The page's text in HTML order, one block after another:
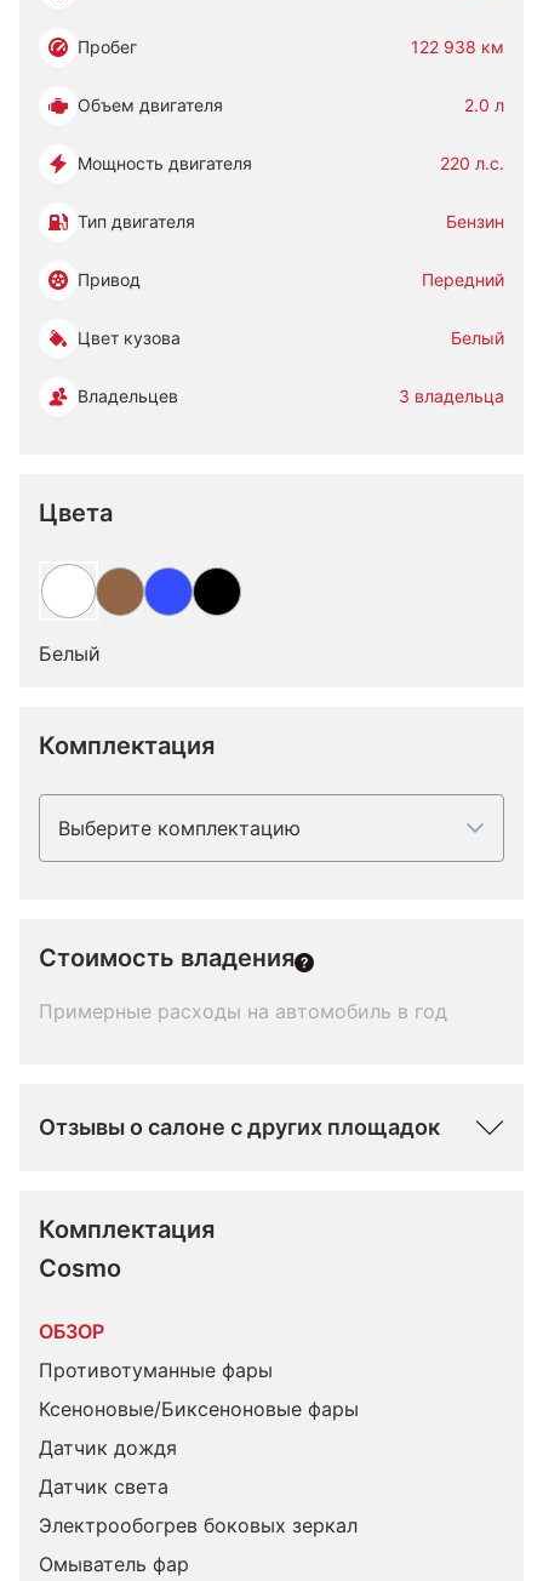
Пробег 122 938 км
Объем двигателя 2.0 л
Мощность двигателя 220 л.с.
Тип двигателя Бензин
Привод Передний
Цвет кузова Белый
Владельцев 3 владельца
Цвета
Белый
Комплектация
Выберите комплектацию
Стоимость владения
Примерные расходы на автомобиль в год
Отзывы о салоне с других площадок
Комплектация
Cosmo
ОБЗОР
Противотуманные фары
Ксеноновые/Биксеноновые фары
Датчик дождя
Датчик света
Электрообогрев боковых зеркал
Омыватель фар